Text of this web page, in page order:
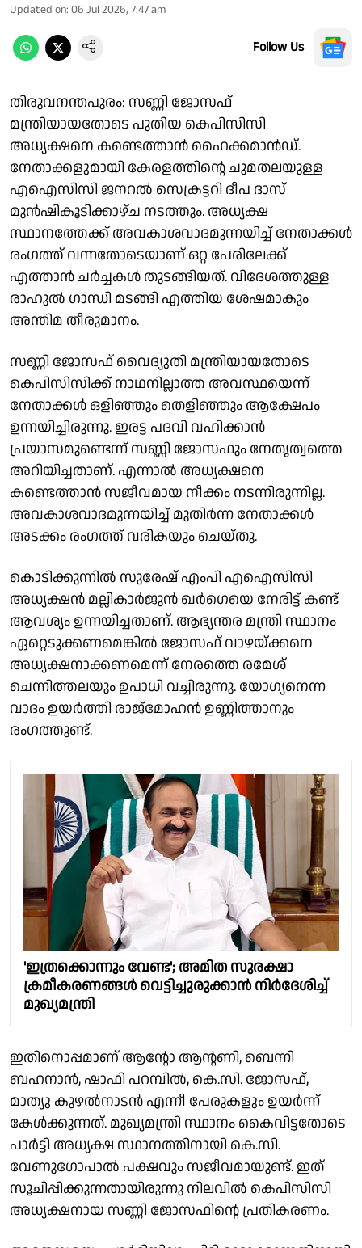
Updated on: 06 Jul 2026, 7:47 am
Follow Us
തിരുവനന്തപുരം: സണ്ണി ജോസഫ്
മന്ത്രിയായതോടെ പുതിയ കെപിസിസി
അധ്യക്ഷനെ കണ്ടെത്താൻ ഹൈക്കമാൻഡ്.
നേതാക്കളുമായി കേരളത്തിൻ്റെ ചുമതലയുള്ള
എഐസിസി ജനറൽ സെക്രട്ടറി ദീപ ദാസ്
മുൻഷികൂടിക്കാഴ്ച നടത്തും. അധ്യക്ഷ
സ്ഥാനത്തേക്ക് അവകാശവാദമുന്നയിച്ച് നേതാക്കൾ
രംഗത്ത് വന്നതോടെയാണ് ഒറ്റ പേരിലേക്ക്
എത്താൻ ചർച്ചകൾ തുടങ്ങിയത്. വിദേശത്തുള്ള
രാഹുൽ ഗാന്ധി മടങ്ങി എത്തിയ ശേഷമാകും
അന്തിമ തീരുമാനം.
സണ്ണി ജോസഫ് വൈദ്യുതി മന്ത്രിയായതോടെ
കെപിസിസിക്ക് നാഥനില്ലാത്ത അവസ്ഥയെന്ന്
നേതാക്കൾ ഒളിഞ്ഞും തെളിഞ്ഞും ആക്ഷേപം
ഉന്നയിച്ചിരുന്നു. ഇരട്ട പദവി വഹിക്കാൻ
പ്രയാസമുണ്ടെന്ന് സണ്ണി ജോസഫും നേതൃത്വത്തെ
അറിയിച്ചതാണ്. എന്നാൽ അധ്യക്ഷനെ
കണ്ടെത്താൻ സജീവമായ നീക്കം നടന്നിരുന്നില്ല.
അവകാശവാദമുന്നയിച്ച് മുതിർന്ന നേതാക്കൾ
അടക്കം രംഗത്ത് വരികയും ചെയ്തു.
കൊടിക്കുന്നിൽ സുരേഷ് എംപി എഐസിസി
അധ്യക്ഷൻ മല്ലികാർജുൻ ഖർഗെയെ നേരിട്ട് കണ്ട്
ആവശ്യം ഉന്നയിച്ചതാണ്. ആഭ്യന്തര മന്ത്രി സ്ഥാനം
ഏറ്റെടുക്കണമെങ്കിൽ ജോസഫ് വാഴയ്ക്കനെ
അധ്യക്ഷനാക്കണമെന്ന് നേരത്തെ രമേശ്
ചെന്നിത്തലയും ഉപാധി വച്ചിരുന്നു. യോഗ്യനെന്ന
വാദം ഉയർത്തി രാജ്മോഹൻ ഉണ്ണിത്താനും
രംഗത്തുണ്ട്.
'ഇത്രക്കൊന്നും വേണ്ട'; അമിത സുരക്ഷാ
ക്രമീകരണങ്ങൾ വെട്ടിച്ചുരുക്കാൻ നിർദേശിച്ച്
മുഖ്യമന്ത്രി
ഇതിനൊപ്പമാണ് ആൻ്റോ ആൻ്റണി, ബെന്നി
ബഹനാൻ, ഷാഫി പറമ്പിൽ, കെ.സി. ജോസഫ്,
മാത്യു കുഴൽനാടൻ എന്നീ പേരുകളും ഉയർന്ന്
കേൾക്കുന്നത്. മുഖ്യമന്ത്രി സ്ഥാനം കൈവിട്ടതോടെ
പാർട്ടി അധ്യക്ഷ സ്ഥാനത്തിനായി കെ.സി.
വേണുഗോപാൽ പക്ഷവും സജീവമായുണ്ട്. ഇത്
സൂചിപ്പിക്കുന്നതായിരുന്നു നിലവിൽ കെപിസിസി
അധ്യക്ഷനായ സണ്ണി ജോസഫിൻ്റെ പ്രതികരണം.